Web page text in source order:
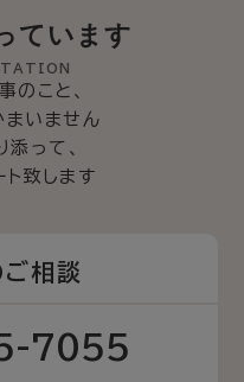
ています
のこと、
まいません
って、
ト致します
相談
7055